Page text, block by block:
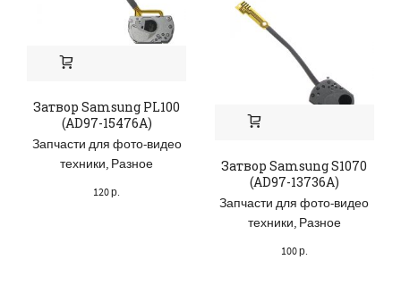
Затвор Samsung PL100
(AD97-15476A)
Запчасти для фото-видео
техники, Разное
120р.
Затвор Samsung S1070
(AD97-13736A)
Запчасти для фото-видео
техники, Разное
100р.